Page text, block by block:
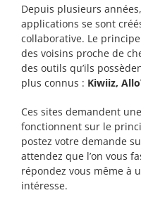
Depuis plusieurs
applications se sont
collaborative. Le
des voisins proche de
des outils qu’ils
plus connus : Kiwiiz,
Ces sites demandent
fonctionnent sur le
postez votre demande
attendez que l’on vous
répondez vous même à
intéresse.